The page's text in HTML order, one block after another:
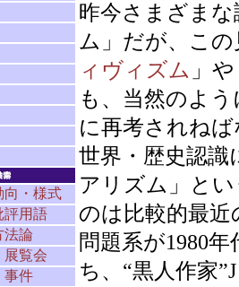
向・様式
評用語
法論
展覧会
事件
昨今さまざま
ム」だが、こ
ィヴィズム 」
も、当然のよ
に再考されね
世界・歴史認
アリズム」と
のは比較的最
問題系が1980
ち、“黒人作家